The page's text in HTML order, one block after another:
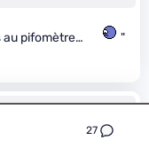
27
au pifomètre…
"